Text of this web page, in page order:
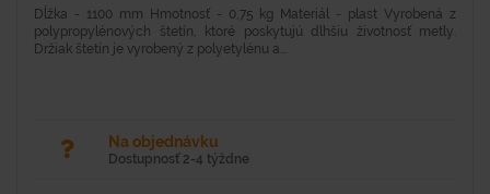
Dĺžka - 1100 mm Hmotnosť - 0,75 kg Materiál - plast Vyrobená z
polypropylénových štetín, ktoré poskytujú dlhšiu životnosť metly.
Držiak štetín je vyrobený z polyetylénu a...
Na objednávku
Dostupnosť 2-4 týždne